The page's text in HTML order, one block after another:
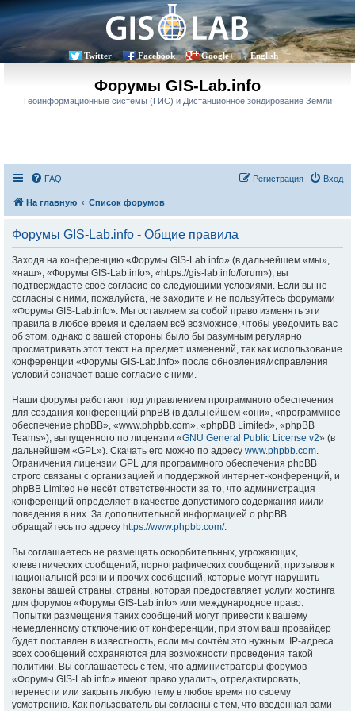
Twitter Facebook Google+ English
Форумы GIS-Lab.info
Геоинформационные системы (ГИС) и Дистанционное зондирование Земли
FAQ Вход
Регистрация
На главную Список форумов
Форумы GIS-Lab.info - Общие правила
Заходя на конференцию «Форумы GIS-Lab.info» (в дальнейшем «мы»,
«наш», «Форумы GIS-Lab.info», «https://gis-lab.info/forum»), вы
подтверждаете своё согласие со следующими условиями. Если вы не
согласны с ними, пожалуйста, не заходите и не пользуйтесь форумами
«Форумы GIS-Lab.info». Мы оставляем за собой право изменять эти
правила в любое время и сделаем всё возможное, чтобы уведомить вас
об этом, однако с вашей стороны было бы разумным регулярно
просматривать этот текст на предмет изменений, так как использование
конференции «Форумы GIS-Lab.info» после обновления/исправления
условий означает ваше согласие с ними.
Наши форумы работают под управлением программного обеспечения
для создания конференций phpBB (в дальнейшем «они», «программное
обеспечение phpBB», «www.phpbb.com», «phpBB Limited», «phpBB
Teams»), выпущенного по лицензии «GNU General Public License v2» (в
дальнейшем «GPL»). Скачать его можно по адресу www.phpbb.com.
Ограничения лицензии GPL для программного обеспечения phpBB
строго связаны с организацией и поддержкой интернет-конференций, и
phpBB Limited не несёт ответственности за то, что администрация
конференций определяет в качестве допустимого содержания и/или
поведения в них. За дополнительной информацией о phpBB
обращайтесь по адресу https://www.phpbb.com/.
Вы соглашаетесь не размещать оскорбительных, угрожающих,
клеветнических сообщений, порнографических сообщений, призывов к
национальной розни и прочих сообщений, которые могут нарушить
законы вашей страны, страны, которая предоставляет услуги хостинга
для форумов «Форумы GIS-Lab.info» или международное право.
Попытки размещения таких сообщений могут привести к вашему
немедленному отключению от конференции, при этом ваш провайдер
будет поставлен в известность, если мы сочтём это нужным. IP-адреса
всех сообщений сохраняются для возможности проведения такой
политики. Вы соглашаетесь с тем, что администраторы форумов
«Форумы GIS-Lab.info» имеют право удалить, отредактировать,
перенести или закрыть любую тему в любое время по своему
усмотрению. Как пользователь вы согласны с тем, что введённая вами